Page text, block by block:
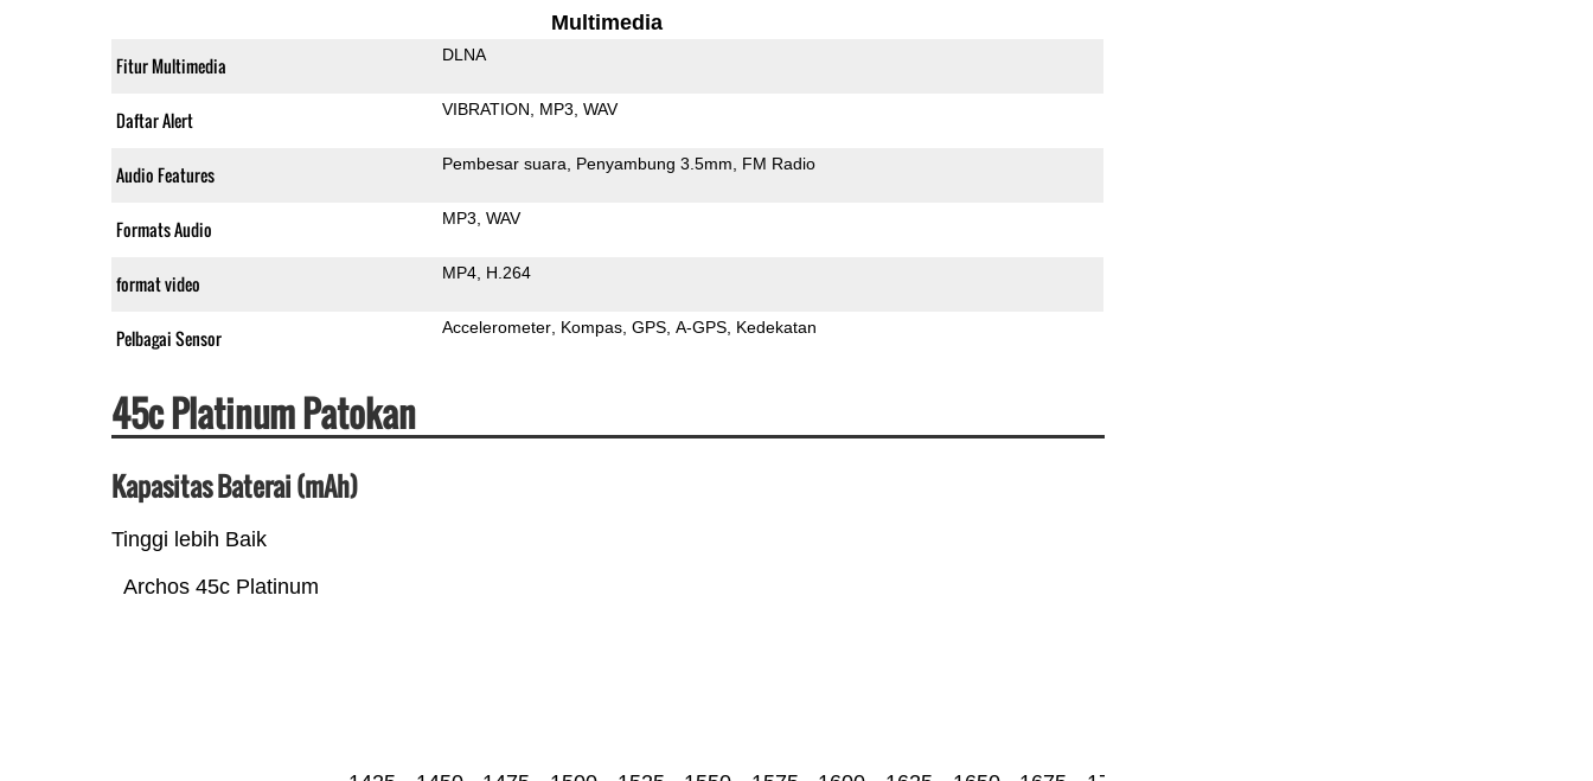
Multimedia
Fitur Multimedia DLNA
Daftar Alert VIBRATION MP3 WAV
Audio Features Pembesar suara Penyambung 3.5mm FM Radio
Formats Audio MP3 WAV
format video MP4 H.264
Pelbagai Sensor Accelerometer Kompas GPS A-GPS Kedekatan
45c Platinum Patokan
Kapasitas Baterai (mAh)
Tinggi lebih Baik
Archos 45c Platinum